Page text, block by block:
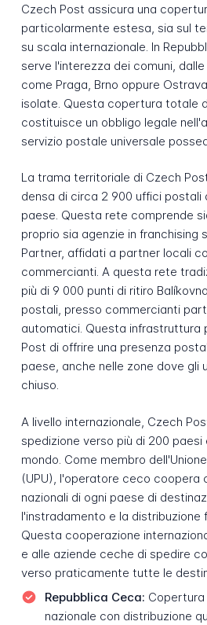
Czech Post assicura una
particolarmente estesa, sia sul
su scala internazionale. In
serve l'interezza dei comuni,
come Praga, Brno oppure
isolate. Questa copertura totale
costituisce un obbligo legale
servizio postale universale
La trama territoriale di Czech
densa di circa 2 900 uffici postali
paese. Questa rete comprende
proprio sia agenzie in franchising
Partner, affidati a partner locali
commercianti. A questa rete
più di 9 000 punti di ritiro
postali, presso commercianti
automatici. Questa infrastruttura
Post di offrire una presenza
paese, anche nelle zone dove gli
chiuso.
A livello internazionale, Czech
spedizione verso più di 200
mondo. Come membro
(UPU), l'operatore ceco coopera
nazionali di ogni paese di
l'instradamento e la distribuzione
Questa cooperazione
e alle aziende ceche di spedire
verso praticamente tutte le
Repubblica Ceca:
nazionale con distribuzione